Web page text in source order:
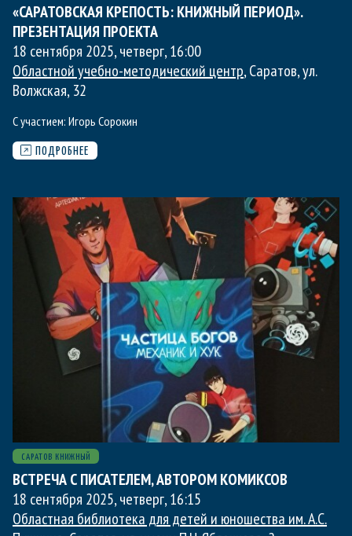
«САРАТОВСКАЯ КРЕПОСТЬ: КНИЖНЫЙ ПЕРИОД».
ПРЕЗЕНТАЦИЯ ПРОЕКТА
18 сентября 2025, четверг,16:00
Областной учебно-методический центр, Саратов, ул.
Волжская, 32
С участием: Игорь Сорокин
ПОДРОБНЕЕ
САРАТОВ КНИЖНЫЙ
ВСТРЕЧА С ПИСАТЕЛЕМ, АВТОРОМ КОМИКСОВ
18 сентября 2025, четверг,16:15
Областная библиотека для детей и юношества им. А.С.